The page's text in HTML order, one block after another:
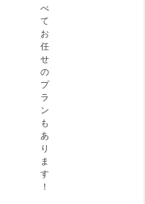
べ
て
お
任
せ
の
プ
ラ
ン
も
あ
り
ま
す
！